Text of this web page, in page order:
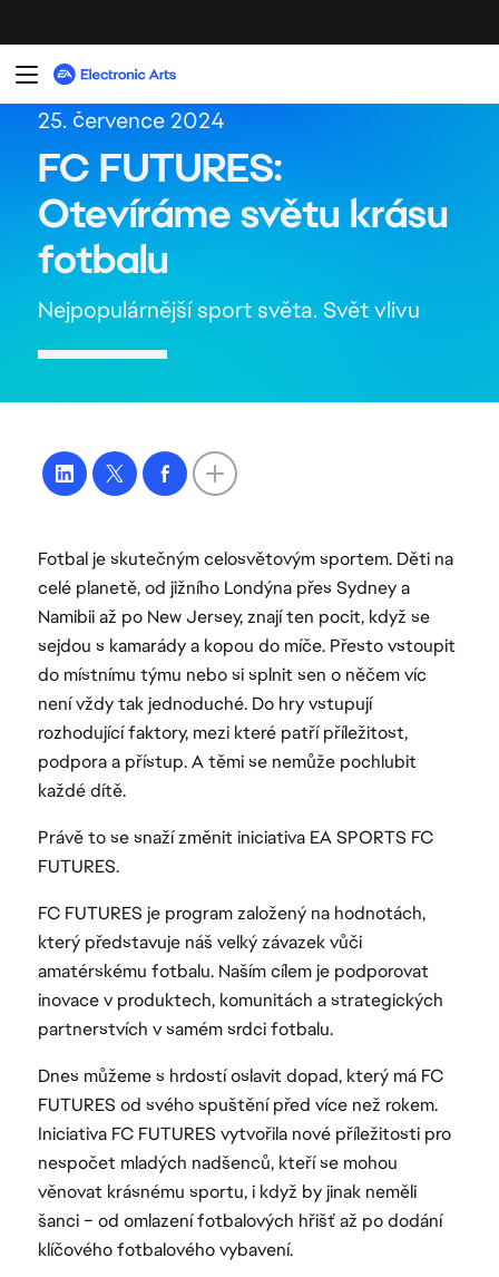
Fotbal je skutečným celosvětovým sportem. Děti na
celé planetě, od jižního Londýna přes Sydney a
Namibii až po New Jersey, znají ten pocit, když se
sejdou s kamarády a kopou do míče. Přesto vstoupit
do místnímu týmu nebo si splnit sen o něčem víc
není vždy tak jednoduché. Do hry vstupují
rozhodující faktory, mezi které patří příležitost,
podpora a přístup. A těmi se nemůže pochlubit
každé dítě.
Právě to se snaží změnit iniciativa EA SPORTS FC
FUTURES.
FC FUTURES je program založený na hodnotách,
který představuje náš velký závazek vůči
amatérskému fotbalu. Naším cílem je podporovat
inovace v produktech, komunitách a strategických
partnerstvích v samém srdci fotbalu.
Dnes můžeme s hrdostí oslavit dopad, který má FC
FUTURES od svého spuštění před více než rokem.
Iniciativa FC FUTURES vytvořila nové příležitosti pro
nespočet mladých nadšenců, kteří se mohou
věnovat krásnému sportu, i když by jinak neměli
šanci – od omlazení fotbalových hřišť až po dodání
klíčového fotbalového vybavení.